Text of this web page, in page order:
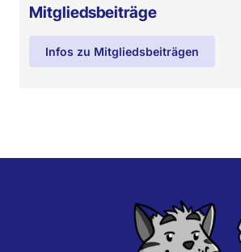
Mitgliedsbeiträge
Infos zu Mitgliedsbeiträgen